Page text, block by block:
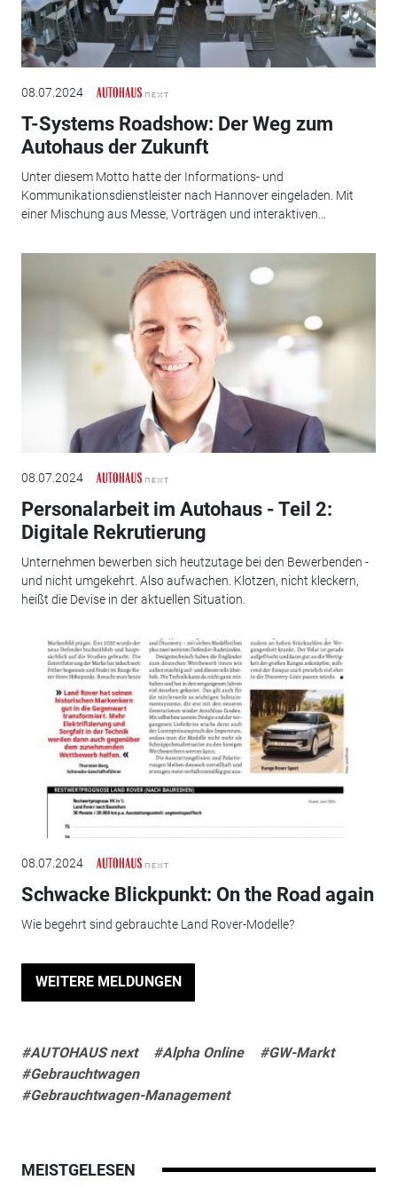
08.07.2024
T-Systems Roadshow: Der Weg zum
Autohaus der Zukunft
Unter diesem Motto hatte der Informations- und
Kommunikationsdienstleister nach Hannover eingeladen. Mit
einer Mischung aus Messe, Vorträgen und interaktiven...
08.07.2024
Personalarbeit im Autohaus - Teil 2:
Digitale Rekrutierung
Unternehmen bewerben sich heutzutage bei den Bewerbenden -
und nicht umgekehrt. Also aufwachen. Klotzen, nicht kleckern,
heißt die Devise in der aktuellen Situation.
08.07.2024
Schwacke Blickpunkt: On the Road again
Wie begehrt sind gebrauchte Land Rover-Modelle?
WEITERE MELDUNGEN
#AUTOHAUS next #Alpha Online
#GW-Markt
#Gebrauchtwagen
#Gebrauchtwagen-Management
MEISTGELESEN